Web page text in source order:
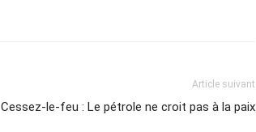
Article suivant
Cessez-le-feu : Le pétrole ne croit pas à la paix